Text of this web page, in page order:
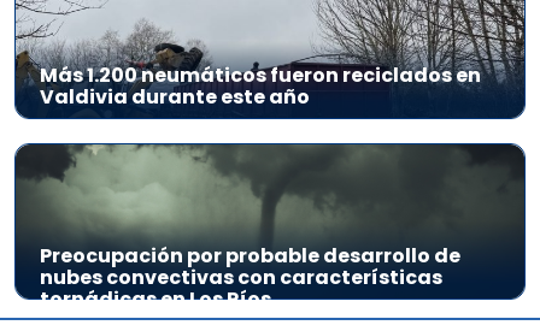
Más 1.200 neumáticos fueron reciclados en
Valdivia durante este año
Preocupación por probable desarrollo de
nubes convectivas con características
tornádicas en Los Ríos